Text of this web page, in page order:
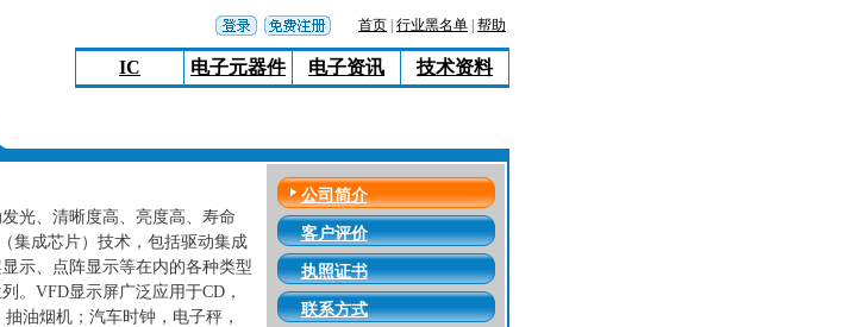
首页 行业黑名单 帮助
IC 电子元器件 电子资讯 技术资料
光、清晰度高、亮度高、寿命
集成芯片）技术，包括驱动集成
示、点阵显示等在内的各种类型
。VFD显示屏广泛应用于CD，
油烟机；汽车时钟，电子秤，
公司简介
客户评价
执照证书
联系方式